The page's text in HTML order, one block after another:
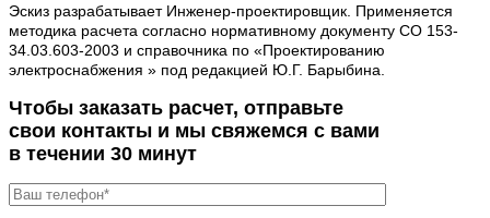
Эскиз разрабатывает Инженер-проектировщик. Применяется
методика расчета согласно нормативному документу СО 153-
34.03.603-2003 и справочника по «Проектированию
электроснабжения » под редакцией Ю.Г. Барыбина.
Чтобы заказать расчет, отправьте
свои контакты и мы свяжемся с вами
в течении 30 минут